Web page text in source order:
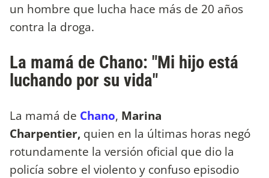
un hombre que lucha hace más de 20 años
contra la droga.
La mamá de Chano: "Mi hijo está
luchando por su vida"
La mamá de Chano, Marina
Charpentier, quien en la últimas horas negó
rotundamente la versión oficial que dio la
policía sobre el violento y confuso episodio